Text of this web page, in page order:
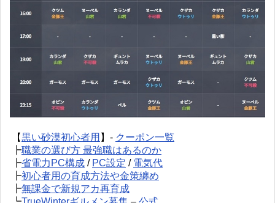
【黒い砂漠初心者用 】- クーポン一覧
┣職業の選び方 最強職はあるのか
┣省電力PC構成 / PC設定 / 電気代
┣初心者用の育成方法や金策纏め
┣無課金で新規アカ再育成